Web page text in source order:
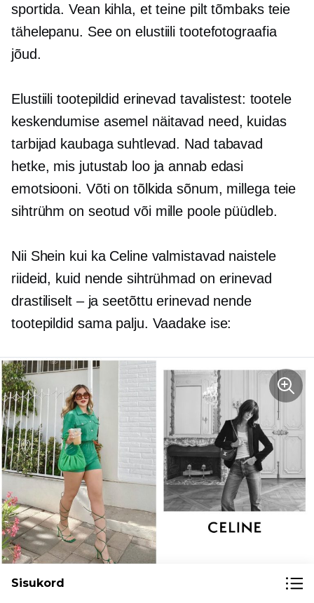
sportida. Vean kihla, et teine ​​pilt tõmbaks teie
tähelepanu. See on elustiili tootefotograafia
jõud.
Elustiili tootepildid erinevad tavalistest: tootele
keskendumise asemel näitavad need, kuidas
tarbijad kaubaga suhtlevad. Nad tabavad
hetke, mis jutustab loo ja annab edasi
emotsiooni. Võti on tõlkida sõnum, millega teie
sihtrühm on seotud või mille poole püüdleb.
Nii Shein kui ka Celine valmistavad naistele
riideid, kuid nende sihtrühmad on erinevad
drastiliselt – ja seetõttu erinevad nende
tootepildid sama palju. Vaadake ise:
Sisukord